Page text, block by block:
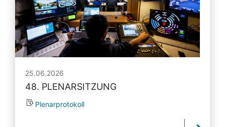
25.06.2026
48. PLENARSITZUNG
Plenarprotokoll